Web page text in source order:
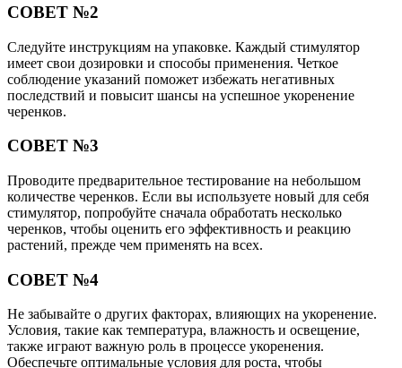
СОВЕТ №2
Следуйте инструкциям на упаковке. Каждый стимулятор
имеет свои дозировки и способы применения. Четкое
соблюдение указаний поможет избежать негативных
последствий и повысит шансы на успешное укоренение
черенков.
СОВЕТ №3
Проводите предварительное тестирование на небольшом
количестве черенков. Если вы используете новый для себя
стимулятор, попробуйте сначала обработать несколько
черенков, чтобы оценить его эффективность и реакцию
растений, прежде чем применять на всех.
СОВЕТ №4
Не забывайте о других факторах, влияющих на укоренение.
Условия, такие как температура, влажность и освещение,
также играют важную роль в процессе укоренения.
Обеспечьте оптимальные условия для роста, чтобы